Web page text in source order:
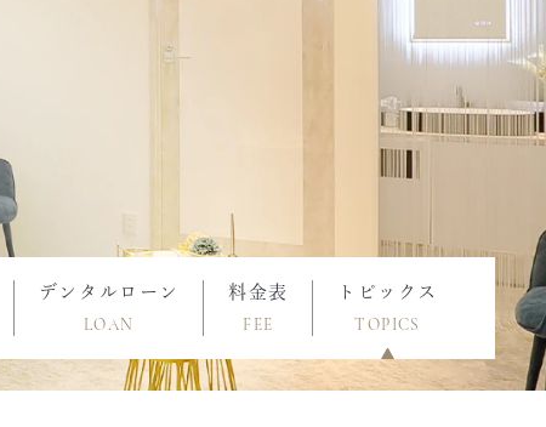
デンタルローン
LOAN
料金表
FEE
トピックス
TOPICS